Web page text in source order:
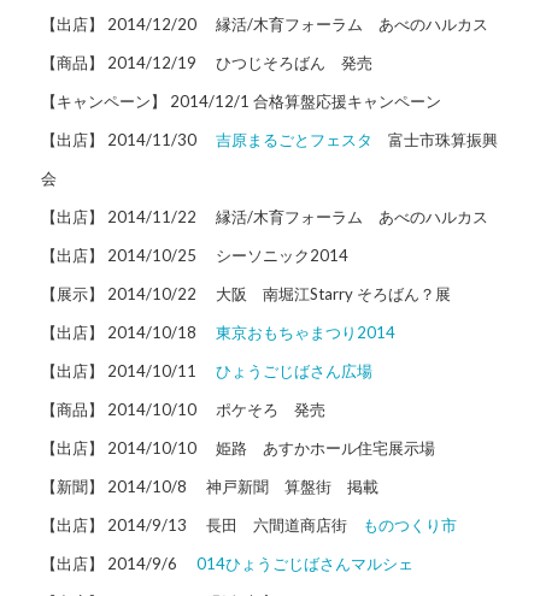
【出店】 2014/12/20 縁活/木育フォーラム あべのハルカス
【商品】 2014/12/19 ひつじそろばん 発売
【キャンペーン】 2014/12/1 合格算盤応援キャンペーン
【出店】 2014/11/30 吉原まるごとフェスタ 富士市珠算振興
会
【出店】 2014/11/22 縁活/木育フォーラム あべのハルカス
【出店】 2014/10/25 シーソニック2014
【展示】 2014/10/22 大阪 南堀江Starry そろばん？展
【出店】 2014/10/18 東京おもちゃまつり2014
【出店】 2014/10/11
ひょうごじばさん広場
【商品】 2014/10/10 ポケそろ 発売
【出店】 2014/10/10 姫路 あすかホール住宅展示場
【新聞】 2014/10/8 神戸新聞 算盤街 掲載
【出店】 2014/9/13 長田 六間道商店街
ものつくり市
【出店】 2014/9/6
014ひょうごじばさんマルシェ